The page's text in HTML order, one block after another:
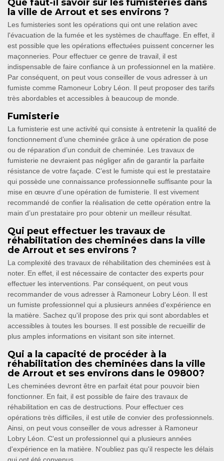
Que faut-il savoir sur les fumisteries dans
la ville de Arrout et ses environs ?
Les fumisteries sont les opérations qui ont une relation avec
l'évacuation de la fumée et les systèmes de chauffage. En effet, il
est possible que les opérations effectuées puissent concerner les
maçonneries. Pour effectuer ce genre de travail, il est
indispensable de faire confiance à un professionnel en la matière.
Par conséquent, on peut vous conseiller de vous adresser à un
fumiste comme Ramoneur Lobry Léon. Il peut proposer des tarifs
très abordables et accessibles à beaucoup de monde.
Fumisterie
La fumisterie est une activité qui consiste à entretenir la qualité de
fonctionnement d’une cheminée grâce à une opération de pose
ou de réparation d’un conduit de cheminée. Les travaux de
fumisterie ne devraient pas négliger afin de garantir la parfaite
résistance de votre façade. C’est le fumiste qui est le prestataire
qui possède une connaissance professionnelle suffisante pour la
mise en œuvre d’une opération de fumisterie. Il est vivement
recommandé de confier la réalisation de cette opération entre la
main d’un prestataire pro pour obtenir un meilleur résultat.
Qui peut effectuer les travaux de
réhabilitation des cheminées dans la ville
de Arrout et ses environs ?
La complexité des travaux de réhabilitation des cheminées est à
noter. En effet, il est nécessaire de contacter des experts pour
effectuer les interventions. Par conséquent, on peut vous
recommander de vous adresser à Ramoneur Lobry Léon. Il est
un fumiste professionnel qui a plusieurs années d'expérience en
la matière. Sachez qu'il propose des prix qui sont abordables et
accessibles à toutes les bourses. Il est possible de recueillir de
plus amples informations en visitant son site internet.
Qui a la capacité de procéder à la
réhabilitation des cheminées dans la ville
de Arrout et ses environs dans le 09800?
Les cheminées devront être en parfait état pour pouvoir bien
fonctionner. En fait, il est possible de faire des travaux de
réhabilitation en cas de destructions. Pour effectuer ces
opérations très difficiles, il est utile de convier des professionnels.
Ainsi, on peut vous conseiller de vous adresser à Ramoneur
Lobry Léon. C'est un professionnel qui a plusieurs années
d'expérience en la matière. N'oubliez pas qu'il respecte les délais